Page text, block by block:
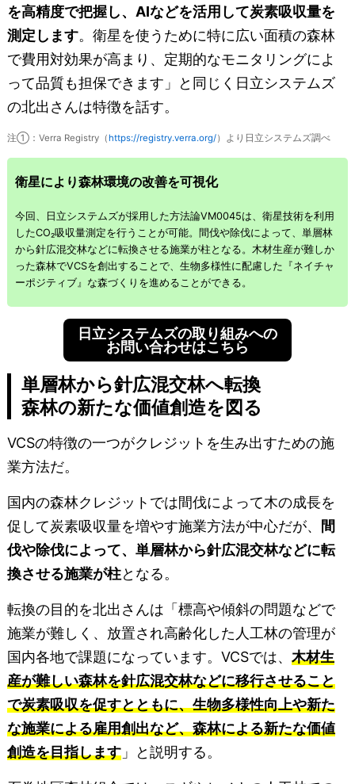
を高精度で把握し、AIなどを活用して炭素吸収量を
測定します。衛星を使うために特に広い面積の森林
で費用対効果が高まり、定期的なモニタリングによ
って品質も担保できます」と同じく日立システムズ
の北出さんは特徴を話す。
注①：Verra Registry（https://registry.verra.org/）より日立システムズ調べ
衛星により森林環境の改善を可視化
今回、日立システムズが採用した方法論VM0045は、衛星技術を利用
したCO₂吸収量測定を行うことが可能。間伐や除伐によって、単層林
から針広混交林などに転換させる施業が柱となる。木材生産が難しか
った森林でVCSを創出することで、生物多様性に配慮した『ネイチャ
ーポジティブ』な森づくりを進めることができる。
日立システムズの取り組みへの
お問い合わせはこちら
単層林から針広混交林へ転換
森林の新たな価値創造を図る
VCSの特徴の一つがクレジットを生み出すための施
業方法だ。
国内の森林クレジットでは間伐によって木の成長を
促して炭素吸収量を増やす施業方法が中心だが、 間
伐や除伐によって、単層林から針広混交林などに転
換させる施業が柱となる。
転換の目的を北出さんは「標高や傾斜の問題などで
施業が難しく、放置され高齢化した人工林の管理が
国内各地で課題になっています。VCSでは、 木材生
産が難しい森林を針広混交林などに移行させること
で炭素吸収を促すとともに、生物多様性向上や新た
な施業による雇用創出など、森林による新たな価値
創造を目指します」と説明する。